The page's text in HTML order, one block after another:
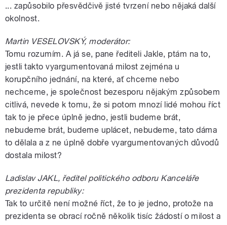
... zapůsobilo přesvědčivě jisté tvrzení nebo nějaká další
okolnost.
Martin VESELOVSKÝ, moderátor:
Tomu rozumím. A já se, pane řediteli Jakle, ptám na to,
jestli takto vyargumentovaná milost zejména u
korupčního jednání, na které, ať chceme nebo
nechceme, je společnost bezesporu nějakým způsobem
citlivá, nevede k tomu, že si potom mnozí lidé mohou říct
tak to je přece úplně jedno, jestli budeme brát,
nebudeme brát, budeme uplácet, nebudeme, tato dáma
to dělala a z ne úplně dobře vyargumentovaných důvodů
dostala milost?
Ladislav JAKL, ředitel politického odboru Kanceláře
prezidenta republiky:
Tak to určitě není možné říct, že to je jedno, protože na
prezidenta se obrací ročně několik tisíc žádostí o milost a